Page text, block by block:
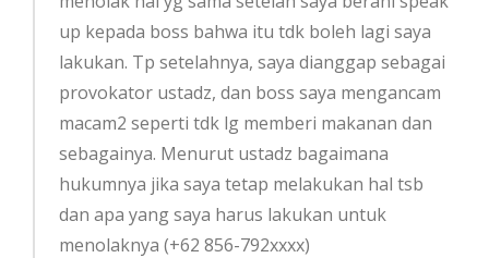
up kepada boss bahwa itu tdk boleh lagi saya
lakukan. Tp setelahnya, saya dianggap sebagai
provokator ustadz, dan boss saya mengancam
macam2 seperti tdk lg memberi makanan dan
sebagainya. Menurut ustadz bagaimana
hukumnya jika saya tetap melakukan hal tsb
dan apa yang saya harus lakukan untuk
menolaknya (+62 856-792xxxx)